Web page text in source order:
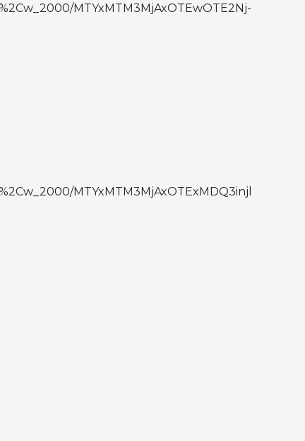
MTYxMTM3MjAxOTEwOTE2Nj-
MTYxMTM3MjAxOTExMDQ3injl